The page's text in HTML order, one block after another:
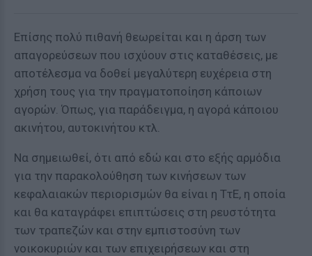
Επίσης πολύ πιθανή θεωρείται και η άρση των
απαγορεύσεων που ισχύουν στις καταθέσεις, με
αποτέλεσμα να δοθεί μεγαλύτερη ευχέρεια στη
χρήση τους για την πραγματοποίηση κάποιων
αγορών. Όπως, για παράδειγμα, η αγορά κάποιου
ακινήτου, αυτοκινήτου κτλ.
Να σημειωθεί, ότι από εδώ και στο εξής αρμόδια
για την παρακολούθηση των κινήσεων των
κεφαλαιακών περιορισμών θα είναι η ΤτΕ, η οποία
και θα καταγράφει επιπτώσεις στη ρευστότητα
των τραπεζών και στην εμπιστοσύνη των
νοικοκυριών και των επιχειρήσεων και στη